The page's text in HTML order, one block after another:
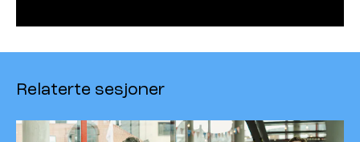
Relaterte sesjoner